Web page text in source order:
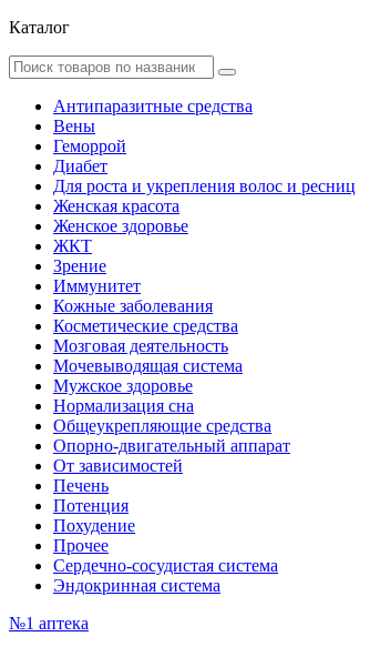
Каталог
Антипаразитные средства
Вены
Геморрой
Диабет
Для роста и укрепления волос и ресниц
Женская красота
Женское здоровье
ЖКТ
Зрение
Иммунитет
Кожные заболевания
Косметические средства
Мозговая деятельность
Мочевыводящая система
Мужское здоровье
Нормализация сна
Общеукрепляющие средства
Опорно-двигательный аппарат
От зависимостей
Печень
Потенция
Похудение
Прочее
Сердечно-сосудистая система
Эндокринная система
№1 аптека